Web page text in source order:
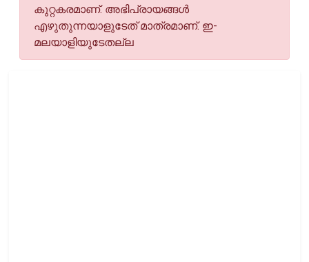
കുറ്റകരമാണ്. അഭിപ്രായങ്ങള്‍
എഴുതുന്നയാളുടേത് മാത്രമാണ്. ഇ-
മലയാളിയുടേതല്ല